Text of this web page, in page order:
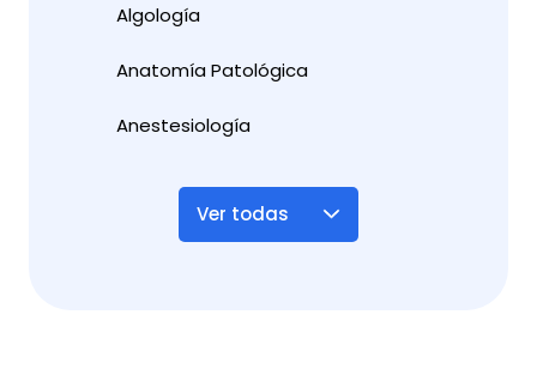
Algología
Anatomía Patológica
Anestesiología
Ver todas